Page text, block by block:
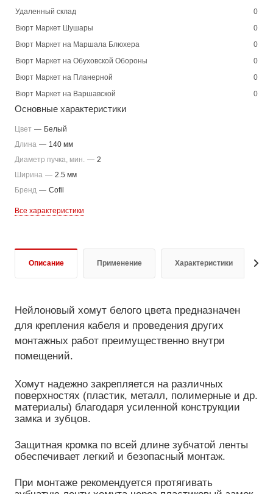
Удаленный склад
0
Вюрт Маркет Шушары
0
Вюрт Маркет на Маршала Блюхера
0
Вюрт Маркет на Обуховской Обороны
0
Вюрт Маркет на Планерной
0
Вюрт Маркет на Варшавской
0
Основные характеристики
Цвет — Белый
Длина — 140 мм
Диаметр пучка, мин. — 2
Ширина — 2.5 мм
Бренд — Cofil
Все характеристики
Описание Применение Характеристики
Нейлоновый хомут белого цвета предназначен
для крепления кабеля и проведения других
монтажных работ преимущественно внутри
помещений.
Хомут надежно закрепляется на различных
поверхностях (пластик, металл, полимерные и др.
материалы) благодаря усиленной конструкции
замка и зубцов.
Защитная кромка по всей длине зубчатой ленты
обеспечивает легкий и безопасный монтаж.
При монтаже рекомендуется протягивать